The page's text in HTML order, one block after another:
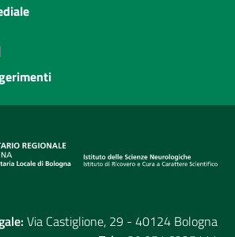
Via Castiglione, 29 - 40124 Bologna